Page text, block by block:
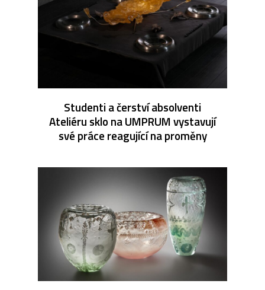
Studenti a čerství absolventi
Ateliéru sklo na UMPRUM vystavují
své práce reagující na proměny